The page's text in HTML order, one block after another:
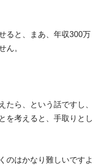
ると、まあ、年収300万
ん。
たら、という話ですし、
を考えると、手取りとし
のはかなり難しいですよ